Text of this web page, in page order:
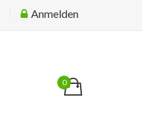
Anmelden
0